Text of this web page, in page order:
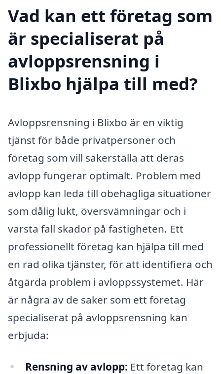
Vad kan ett företag som
är specialiserat på
avloppsrensning i
Blixbo hjälpa till med?
Avloppsrensning i Blixbo är en viktig
tjänst för både privatpersoner och
företag som vill säkerställa att deras
avlopp fungerar optimalt. Problem med
avlopp kan leda till obehagliga situationer
som dålig lukt, översvämningar och i
värsta fall skador på fastigheten. Ett
professionellt företag kan hjälpa till med
en rad olika tjänster, för att identifiera och
åtgärda problem i avloppssystemet. Här
är några av de saker som ett företag
specialiserat på avloppsrensning kan
erbjuda:
Rensning av avlopp: Ett företag kan